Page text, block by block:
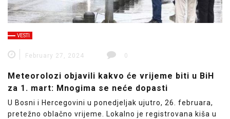
VESTI
February 27, 2024 0
Meteorolozi objavili kakvo će vrijeme biti u BiH
za 1. mart: Mnogima se neće dopasti
U Bosni i Hercegovini u ponedjeljak ujutro, 26. februara,
pretežno oblačno vrijeme. Lokalno je registrovana kiša u